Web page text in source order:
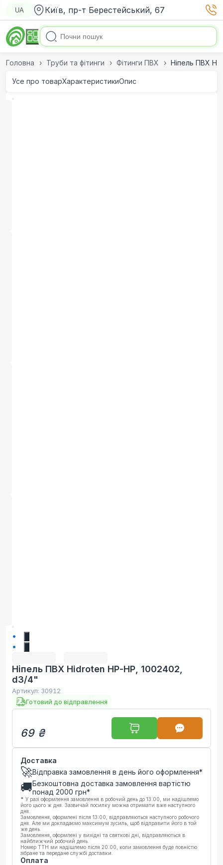
UA Київ, пр-т Берестейський, 67
Головна Труби та фітинги Фітинги ПВХ Ніпель ПВХ
Усе про товарХарактеристикиОпис
Ніпель ПВХ Hidroten НР-НР, 1002402,
d3/4"
Артикул: 30912
Готовий до відправлення
69 ₴
Доставка
🚀Відправка замовлення в день його оформлення*
🚚Безкоштовна доставка замовлення вартістю
понад 2000 грн*
* У разі оформлення замовлення в робочий день до 13:00, ми надішлемо
його цього ж дня. Зазвичай посилку можна отримати вже наступного
дня.
Замовлення, оформлені після 13:00, відправляються наступного робочого
дня. Але ми докладаємо максимум зусиль, щоб відправити його в той
же день.
Замовлення, оформлені у вихідні та святкові дні, відправляються в
найближчий робочий день.
Номер ТТН ми надішлемо після 20:00, коли замовлення буде повністю
зібране та передане службі доставки.
Оплата